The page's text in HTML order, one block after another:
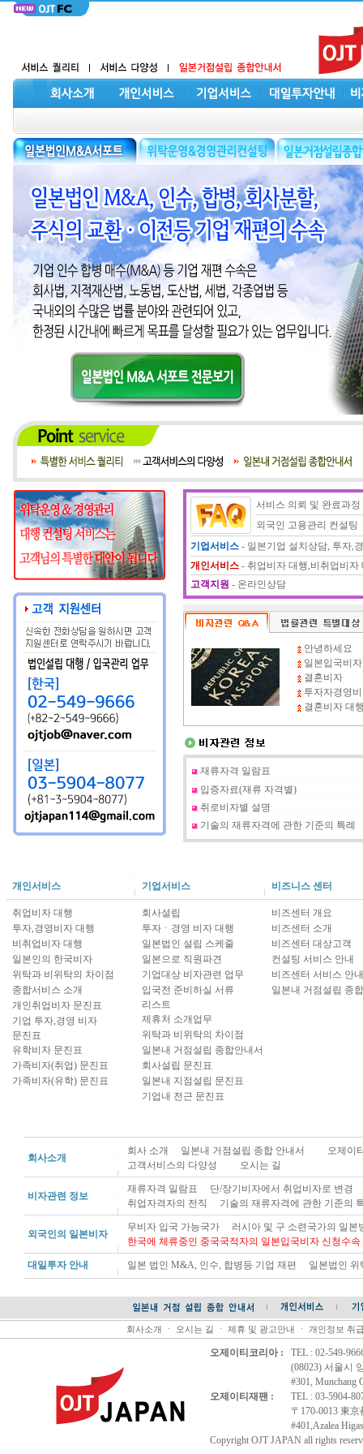
서비스 의뢰 및 완료과정
외국인 고용관리 컨설팅
기업서비스- 일본기업 설치상담, 투자,
개인서비스- 취업비자 대행,비취업비자
고객지원 - 온라인상담
안녕하세요
일본입국비자
결혼비자
투자자경영
결혼비자 대
재류자격 일람표
입증자료(재류 자격별)
취로비자별 설명
기술의 재류자격에 관한 기준의 특례
개인서비스 기업서비스 비즈니스 센터
취업비자 대행
투자,경영비자 대행
비취업비자 대행
일본인의 한국비자
위탁과 비위탁의 차이점
종합서비스 소개
개인취업비자 문진표
기업 투자,경영 비자
문진표
유학비자 문진표
가족비자(취업) 문진표
가족비자(유학) 문진표
회사설립
투자ㆍ경영 비자 대행
일본법인 설립 스케줄
일본으로 직원파견
기업대상 비자관련 업무
입국전 준비하실 서류
리스트
제휴처 소개업무
위탁과 비위탁의 차이점
일본내 거점설립 종합안내서
회사설립 문진표
일본내 지점설립 문진표
기업내 전근 문진표
비즈센터 개요
비즈센터 소개
비즈센터 대상고객
컨설팅 서비스 안내
비즈센터 서비스 안내
일본내 거점설립 종
회사소개
회사 소개 일본내 거점설립 종합 안내서
오제이
고객서비스의 다양성
오시는 길
비자관련 정보
재류자격 일람표
단/장기비자에서 취업비자로 변경
취업자격자의 전직
기술의 재류자격에 관한 기준의
외국인의 일본비자
무비자 입국 가능국가
러시아 및 구 소련국가의 일본
한국에 체류중인 중국국적자의 일본입국비자 신청수속
대일투자 안내 일본 법인 M&A, 인수, 합병등 기업 재편 일본법인
회사소개 ㆍ 오시는 길 ㆍ 제휴 및 광고안내 ㆍ 개인정보 취
오제이티코리아 :
TEL : 02-549-
(08023) 서울시
#301, Munchang
오제이티재팬 :
TEL : 03-5904-
〒170-0013 東
#401,Azalea
Copyright OJT JAPAN all rights